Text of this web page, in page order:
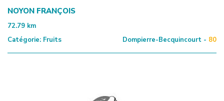
NOYON FRANÇOIS
72.79 km
Catégorie: Fruits Dompierre-Becquincourt - 80